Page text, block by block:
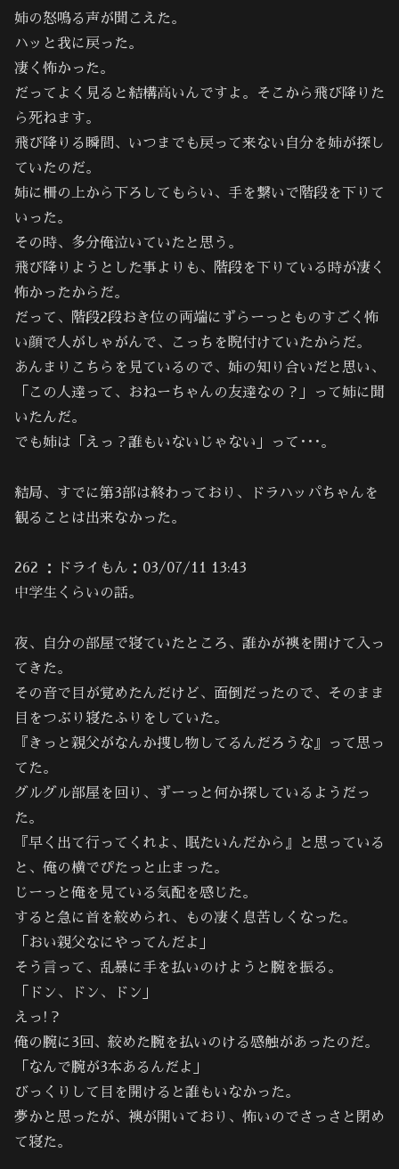
姉の怒鳴る声が聞こえた。
ハッと我に戻った。
凄く怖かった。
だってよく見ると結構高いんですよ。そこから飛び降りた
ら死ねます。
飛び降りる瞬間、いつまでも戻って来ない自分を姉が探し
ていたのだ。
姉に柵の上から下ろしてもらい、手を繋いで階段を下りて
いった。
その時、多分俺泣いていたと思う。
飛び降りようとした事よりも、階段を下りている時が凄く
怖かったからだ。
だって、階段2段おき位の両端にずらーっとものすごく怖
い顔で人がしゃがんで、こっちを睨付けていたからだ。
あんまりこちらを見ているので、姉の知り合いだと思い、
「この人達って、おねーちゃんの友達なの？」って姉に聞
いたんだ。
でも姉は「えっ？誰もいないじゃない」って･･･。
結局、すでに第3部は終わっており、ドラハッパちゃんを
観ることは出来なかった。
262 ：ドライもん：03/07/11 13:43
中学生くらいの話。
夜、自分の部屋で寝ていたところ、誰かが襖を開けて入っ
てきた。
その音で目が覚めたんだけど、面倒だったので、そのまま
目をつぶり寝たふりをしていた。
『きっと親父がなんか捜し物してるんだろうな』って思っ
てた。
グルグル部屋を回り、ずーっと何か探しているようだっ
た。
『早く出て行ってくれよ、眠たいんだから』と思っている
と、俺の横でぴたっと止まった。
じーっと俺を見ている気配を感じた。
すると急に首を絞められ、もの凄く息苦しくなった。
「おい親父なにやってんだよ」
そう言って、乱暴に手を払いのけようと腕を振る。
「ドン、ドン、ドン」
えっ!？
俺の腕に3回、絞めた腕を払いのける感触があったのだ。
「なんで腕が3本あるんだよ」
びっくりして目を開けると誰もいなかった。
夢かと思ったが、襖が開いており、怖いのでさっさと閉め
て寝た。